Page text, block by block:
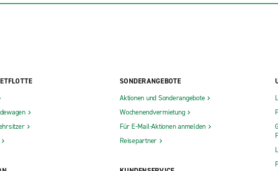
SONDERANGEBOTE
Aktionen und Sonderangebote
Wochenendvermietung
Für E-Mail-Aktionen anmelden
Reisepartner